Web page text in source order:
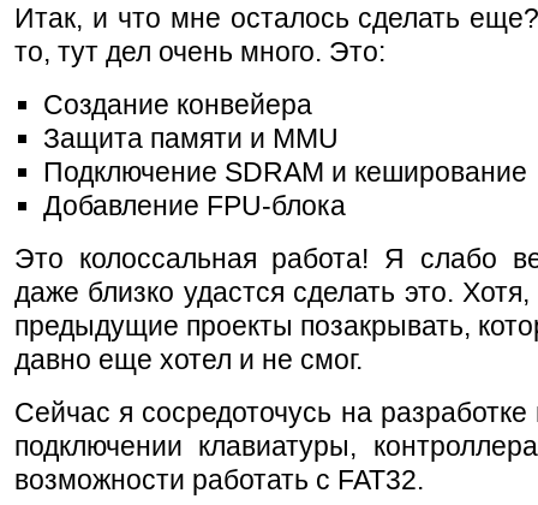
Итак, и что мне осталось сделать
то, тут дел очень много. Это:
Создание конвейера
Защита памяти и MMU
Подключение SDRAM и кеширование
Добавление FPU-блока
Это колоссальная работа! Я слабо
даже близко удастся сделать это.
предыдущие проекты позакрывать,
давно еще хотел и не смог.
Сейчас я сосредоточусь на
подключении клавиатуры,
возможности работать с FAT32.